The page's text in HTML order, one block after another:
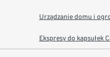
Urządzanie domu i
Ekspresy do kapsułek